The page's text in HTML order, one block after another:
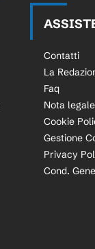
Contatti
La
Faq
Nota legale
Cookie
Gestione
Privacy
Cond.